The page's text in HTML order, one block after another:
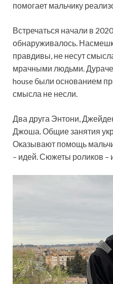
помогает мальчику
Встречаться начали в
обнаруживалось.
правдивы, не несут
мрачными людьми.
house были основанием
смысла не несли.
Два друга Энтони,
Джоша. Общие занятия
Оказывают помощь
– идей. Сюжеты роликов –